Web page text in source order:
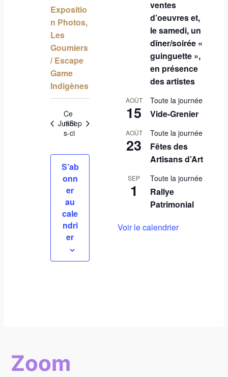
u
l
t
a
t
i
o
n
s
n
t
è
n
e
m
e
t
Expositio
n Photos,
Les
Goumiers
/ Escape
Game
Indigènes
Juil
Ce
moi
s-ci
Sep
S’ab
onn
er
au
cale
ndri
er
ventes
d’oeuvres et,
le samedi, un
dîner/soirée «
guinguette »,
en présence
des artistes
AOÛT
15
Toute la journée
Vide-Grenier
AOÛT
23
Toute la journée
Fêtes des
Artisans d’Art
SEP
1
Toute la journée
Rallye
Patrimonial
Voir le calendrier
Zoom